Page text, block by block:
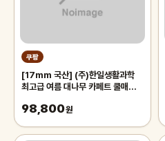
쿠팡
[17mm 국산] (주)한일생활과학
최고급 여름 대나무 카페트 쿨매트
침대 장판 자리_두꺼운 폭신한 튼튼
98,800원